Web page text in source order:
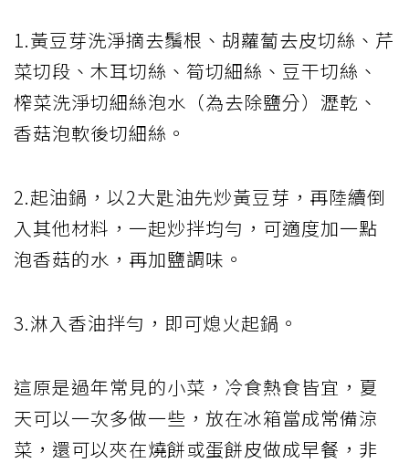
1.黃豆芽洗淨摘去鬚根、胡蘿蔔去皮切絲、芹
菜切段、木耳切絲、筍切細絲、豆干切絲、
榨菜洗淨切細絲泡水（為去除鹽分）瀝乾、
香菇泡軟後切細絲。
2.起油鍋，以2大匙油先炒黃豆芽，再陸續倒
入其他材料，一起炒拌均勻，可適度加一點
泡香菇的水，再加鹽調味。
3.淋入香油拌勻，即可熄火起鍋。
這原是過年常見的小菜，冷食熱食皆宜，夏
天可以一次多做一些，放在冰箱當成常備涼
菜，還可以夾在燒餅或蛋餅皮做成早餐，非